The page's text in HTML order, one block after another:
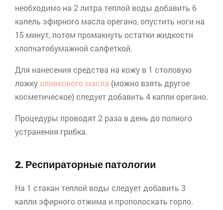
необходимо на 2 литра теплой воды добавить 6
капель эфирного масла орегано, опустить ноги на
15 минут, потом промакнуть остатки жидкости
хлопчатобумажной салфеткой.
Для нанесения средства на кожу в 1 столовую
ложкуоливкового масла (можно взять другое
косметическое) следует добавить 4 капли орегано.
Процедуры проводят 2 раза в день до полного
устранения грибка.
2. Респираторные патологии
На 1 стакан теплой воды следует добавить 3
капли эфирного отжима и прополоскать горло.